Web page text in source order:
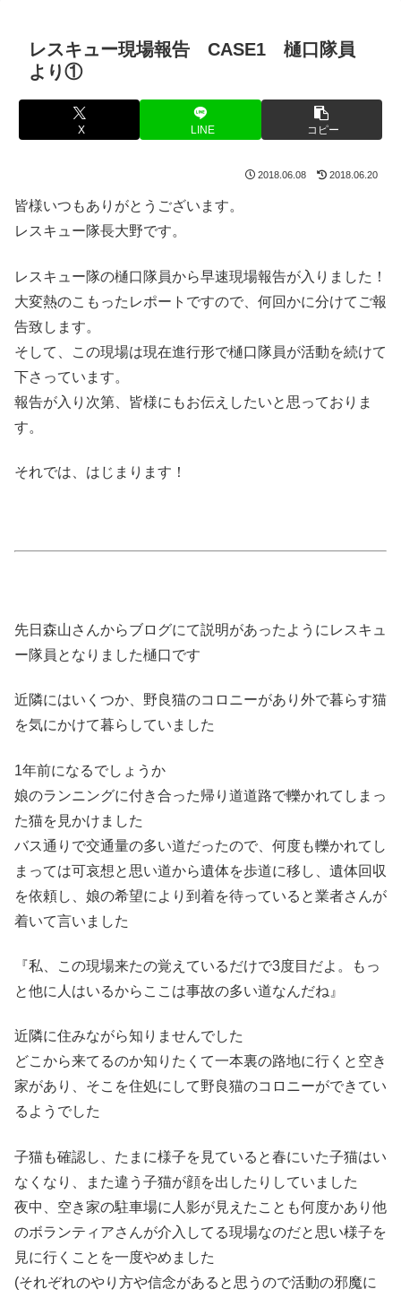
レスキュー現場報告 CASE1 樋口隊員
より①
X LINE コピー
2018.06.08 2018.06.20
皆様いつもありがとうございます。
レスキュー隊長大野です。
レスキュー隊の樋口隊員から早速現場報告が入りました！
大変熱のこもったレポートですので、何回かに分けてご報
告致します。
そして、この現場は現在進行形で樋口隊員が活動を続けて
下さっています。
報告が入り次第、皆様にもお伝えしたいと思っておりま
す。
それでは、はじまります！
先日森山さんからブログにて説明があったようにレスキュ
ー隊員となりました樋口です
近隣にはいくつか、野良猫のコロニーがあり外で暮らす猫
を気にかけて暮らしていました
1年前になるでしょうか
娘のランニングに付き合った帰り道道路で轢かれてしまっ
た猫を見かけました
バス通りで交通量の多い道だったので、何度も轢かれてし
まっては可哀想と思い道から遺体を歩道に移し、遺体回収
を依頼し、娘の希望により到着を待っていると業者さんが
着いて言いました
『私、この現場来たの覚えているだけで3度目だよ。もっ
と他に人はいるからここは事故の多い道なんだね』
近隣に住みながら知りませんでした
どこから来てるのか知りたくて一本裏の路地に行くと空き
家があり、そこを住処にして野良猫のコロニーができてい
るようでした
子猫も確認し、たまに様子を見ていると春にいた子猫はい
なくなり、また違う子猫が顔を出したりしていました
夜中、空き家の駐車場に人影が見えたことも何度かあり他
のボランティアさんが介入してる現場なのだと思い様子を
見に行くことを一度やめました
(それぞれのやり方や信念があると思うので活動の邪魔に